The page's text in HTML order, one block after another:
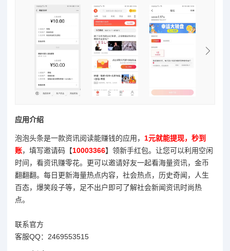
应用介绍
泡泡头条是一款资讯阅读能赚钱的应用， 1元就能提现，秒到
账，填写邀请码【10003366】领新手红包。让您可以利用空闲
时间，看资讯赚零花。更可以邀请好友一起看海量资讯，金币
翻翻翻。每日更新海量热点内容，社会热点，历史奇闻，人生
百态，爆笑段子等，足不出户即可了解社会新闻资讯时尚热
点。
联系官方
客服QQ：2469553515